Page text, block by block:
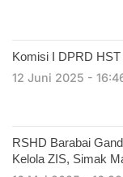
Komisi I DPRD
12 Juni 2025 -
RSHD Barabai
Kelola ZIS, Simak